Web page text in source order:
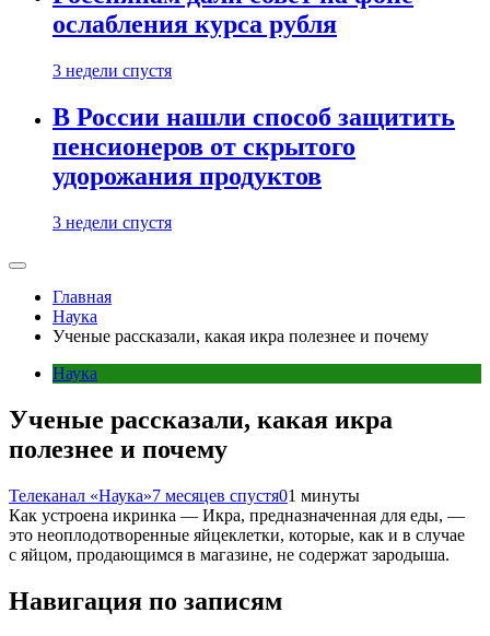
ослабления курса рубля
3 недели спустя
В России нашли способ защитить
пенсионеров от скрытого
удорожания продуктов
3 недели спустя
Главная
Наука
Ученые рассказали, какая икра полезнее и почему
Наука
Ученые рассказали, какая икра
полезнее и почему
Телеканал «Наука»7 месяцев спустя01 минуты
Как устроена икринка — Икра, предназначенная для еды, —
это неоплодотворенные яйцеклетки, которые, как и в случае
с яйцом, продающимся в магазине, не содержат зародыша.
Навигация по записям